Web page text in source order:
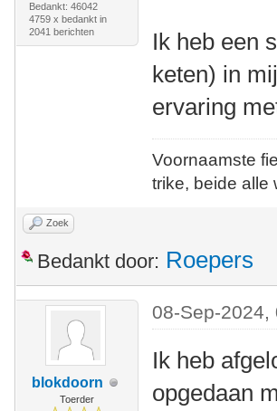
Bedankt: 46042
4759 x bedankt in
2041 berichten
Ik heb een
keten) in
ervaring
Voornaamste
trike, beide
Zoek
Bedankt door: Roepers
blokdoorn
Toerder
08-Sep-2024,
Ik heb
opgedaan